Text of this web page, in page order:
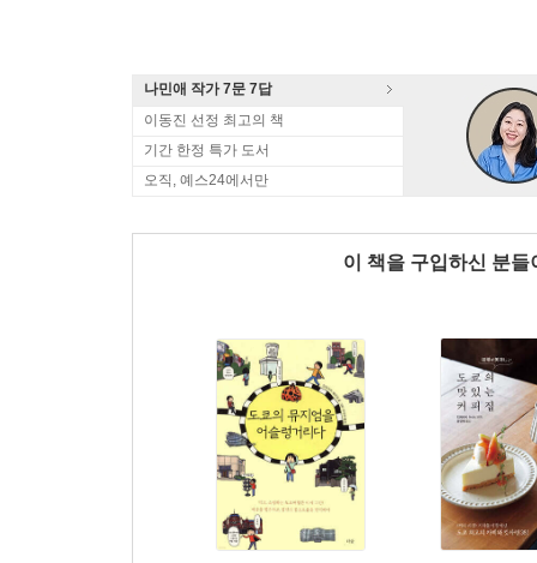
나민애 작가 7문 7답
이동진 선정 최고의 책
기간 한정 특가 도서
오직, 예스24에서만
이 책을 구입하신 분